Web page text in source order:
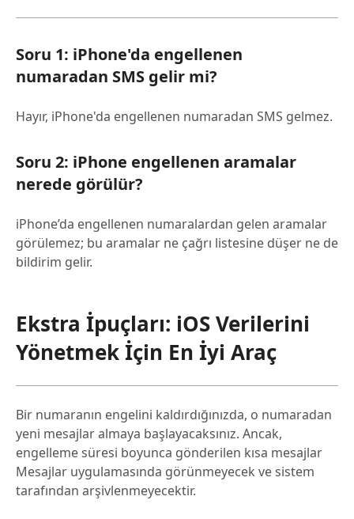
Soru 1: iPhone'da engellenen
numaradan SMS gelir mi?
Hayır, iPhone'da engellenen numaradan SMS gelmez.
Soru 2: iPhone engellenen aramalar
nerede görülür?
iPhone’da engellenen numaralardan gelen aramalar
görülemez; bu aramalar ne çağrı listesine düşer ne de
bildirim gelir.
Ekstra İpuçları: iOS Verilerini
Yönetmek İçin En İyi Araç
Bir numaranın engelini kaldırdığınızda, o numaradan
yeni mesajlar almaya başlayacaksınız. Ancak,
engelleme süresi boyunca gönderilen kısa mesajlar
Mesajlar uygulamasında görünmeyecek ve sistem
tarafından arşivlenmeyecektir.